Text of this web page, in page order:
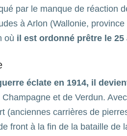
par le manque de réaction
à Arlon (Wallonie,
où il est ordonné prêtre le 25
éclate en 1914, il
Champagne et de Verdun.
(anciennes carrières de
front à la fin de la bataille de